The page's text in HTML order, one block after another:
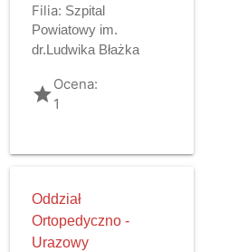
Filia: Szpital
Powiatowy im.
dr.Ludwika Błażka
gradeOcena:
1
Oddział
Ortopedyczno -
Urazowy